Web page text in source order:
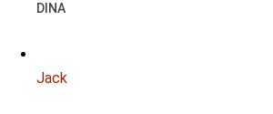
DINA
Jack